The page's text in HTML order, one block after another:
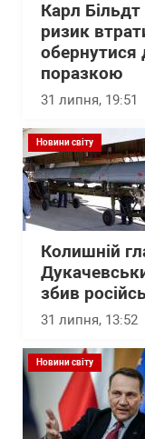
Карл
ризик
обернутися
поразкою
31 липня, 19:51
Новини світу
Колишній
збив
31 липня, 13:52
Новини світу